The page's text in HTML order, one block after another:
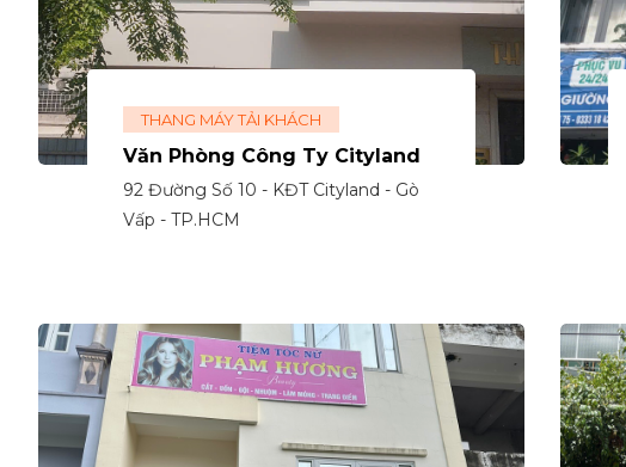
THANG MÁY TẢI KHÁCH
Văn Phòng Công Ty Cityland
92 Đường Số 10 - KĐT Cityland - Gò
Vấp - TP.HCM